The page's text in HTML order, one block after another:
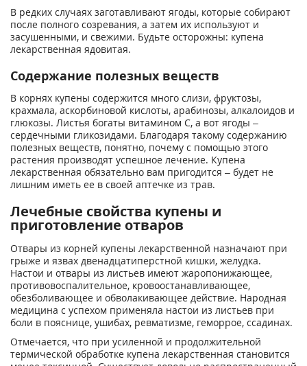
В редких случаях заготавливают ягоды, которые собирают
после полного созревания, а затем их используют и
засушенными, и свежими. Будьте осторожны: купена
лекарственная ядовитая.
Содержание полезных веществ
В корнях купены содержится много слизи, фруктозы,
крахмала, аскорбиновой кислоты, арабинозы, алкалоидов и
глюкозы. Листья богаты витамином С, а вот ягоды –
сердечными гликозидами. Благодаря такому содержанию
полезных веществ, понятно, почему с помощью этого
растения производят успешное лечение. Купена
лекарственная обязательно вам пригодится – будет не
лишним иметь ее в своей аптечке из трав.
Лечебные свойства купены и
приготовление отваров
Отвары из корней купены лекарственной назначают при
грыже и язвах двенадцатиперстной кишки, желудка.
Настои и отвары из листьев имеют жаропонижающее,
противовоспалительное, кровоостанавливающее,
обезболивающее и обволакивающее действие. Народная
медицина с успехом применяла настои из листьев при
боли в пояснице, ушибах, ревматизме, геморрое, ссадинах.
Отмечается, что при усиленной и продолжительной
термической обработке купена лекарственная становится